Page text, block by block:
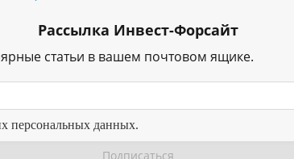
Рассылка Инвест-Форсайт
статьи в вашем почтовом ящике.
персональных данных.